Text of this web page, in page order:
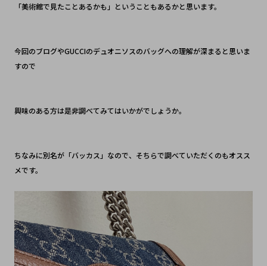
「美術館で見たことあるかも」ということもあるかと思います。
今回のブログやGUCCIのデュオニソスのバッグへの理解が深まると思いま
すので
興味のある方は是非調べてみてはいかがでしょうか。
ちなみに別名が「バッカス」なので、そちらで調べていただくのもオスス
メです。